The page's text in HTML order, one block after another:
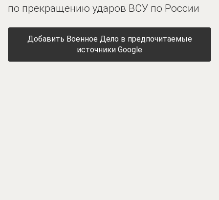
по прекращению ударов ВСУ по России
Добавить Военное Дело в предпочитаемые
источники Google